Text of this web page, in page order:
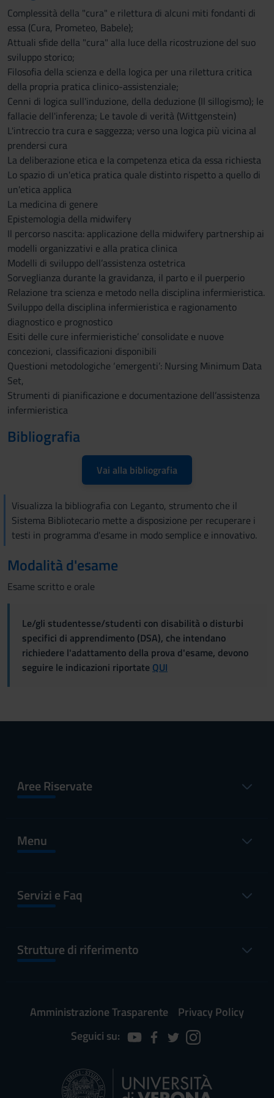
Complessità della "cura" e rilettura di alcuni miti fondanti di
essa (Cura, Prometeo, Babele);
Attuali sfide della "cura" alla luce della ricostruzione del suo
sviluppo storico;
Filosofia della scienza e della logica per una rilettura critica
della propria pratica clinico-assistenziale;
Cenni di logica sull'induzione, della deduzione (Il sillogismo); le
fallacie dell'inferenza; Le tavole di verità (Wittgenstein)
L'intreccio tra cura e saggezza; verso una logica più vicina al
prendersi cura
La deliberazione etica e la competenza etica da essa richiesta
Lo spazio di un'etica pratica quale distinto rispetto a quello di
un'etica applica
La medicina di genere
Epistemologia della midwifery
Il percorso nascita: applicazione della midwifery partnership ai
modelli organizzativi e alla pratica clinica
Modelli di sviluppo dell’assistenza ostetrica
Sorveglianza durante la gravidanza, il parto e il puerperio
Relazione tra scienza e metodo nella disciplina infermieristica.
Sviluppo della disciplina infermieristica e ragionamento
diagnostico e prognostico
Esiti delle cure infermieristiche’ consolidate e nuove
concezioni, classificazioni disponibili
Questioni metodologiche ‘emergenti’: Nursing Minimum Data
Set,
Strumenti di pianificazione e documentazione dell’assistenza
infermieristica
Bibliografia
Vai alla bibliografia
Visualizza la bibliografia con Leganto, strumento che il
Sistema Bibliotecario mette a disposizione per recuperare i
testi in programma d'esame in modo semplice e innovativo.
Modalità d'esame
Esame scritto e orale
Le/gli studentesse/studenti con disabilità o disturbi
specifici di apprendimento (DSA), che intendano
richiedere l'adattamento della prova d'esame, devono
seguire le indicazioni riportate QUI
Aree Riservate
Menu
Servizi e Faq
Strutture di riferimento
Amministrazione Trasparente
Privacy Policy
Seguici su: